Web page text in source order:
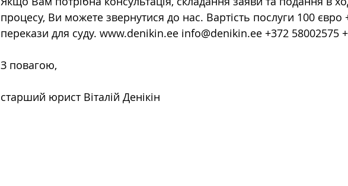
процесу, Ви можете звернутися до нас. Вартість послуги 100 євро
перекази для суду. www.denikin.ee info@denikin.ee +372 58002575
З повагою,
старший юрист Віталій Денікін